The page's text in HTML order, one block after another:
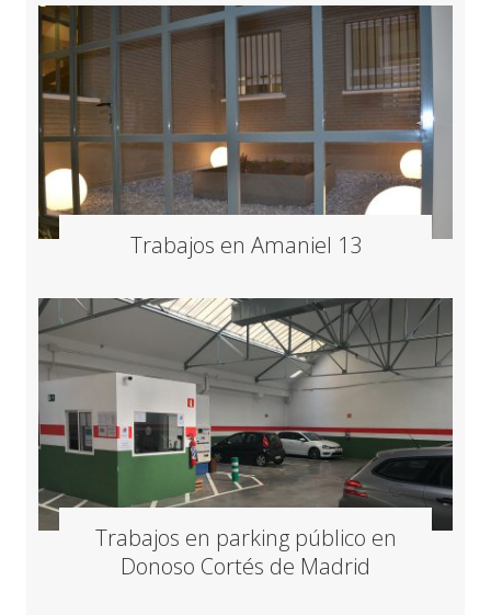
Trabajos en Amaniel 13
Trabajos en parking público en
Donoso Cortés de Madrid